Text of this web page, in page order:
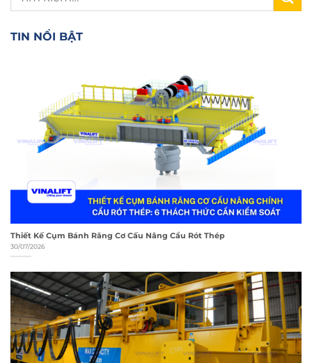
TIN NỔI BẬT
Thiết Kế Cụm Bánh Răng Cơ Cấu Nâng Cẩu Rót Thép
30/07/2026